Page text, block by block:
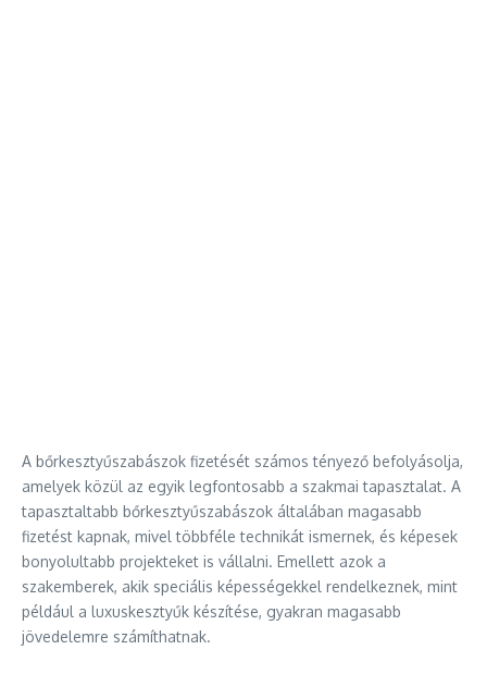
A bőrkesztyűszabászok fizetését számos tényező befolyásolja,
amelyek közül az egyik legfontosabb a szakmai tapasztalat. A
tapasztaltabb bőrkesztyűszabászok általában magasabb
fizetést kapnak, mivel többféle technikát ismernek, és képesek
bonyolultabb projekteket is vállalni. Emellett azok a
szakemberek, akik speciális képességekkel rendelkeznek, mint
például a luxuskesztyűk készítése, gyakran magasabb
jövedelemre számíthatnak.